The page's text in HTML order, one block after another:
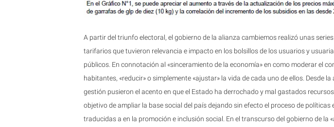
A partir del triunfo electoral, el gobierno de la alianza cambiemos realizó unas
tarifarios que tuvieron relevancia e impacto en los bolsillos de los usuarios y
públicos. En connotación al «sinceramiento de la economía» en como moderar el
habitantes, «reducir» o simplemente «ajustar» la vida de cada uno de ellos. Desde la
gestión pusieron el acento en que el Estado ha derrochado y mal gastados
objetivo de ampliar la base social del país dejando sin efecto el proceso de políticas
traducidas a en la promoción e inclusión social. En el transcurso del gobierno de la